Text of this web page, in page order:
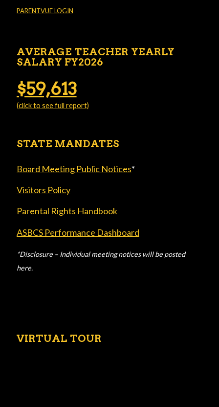
PARENTVUE LOGIN
AVERAGE TEACHER YEARLY
SALARY FY2026
$59,613
(click to see full report)
STATE MANDATES
Board Meeting Public Notices*
Visitors Policy
Parental Rights Handbook
ASBCS Performance Dashboard
*Disclosure – Individual meeting notices will be posted
here.
VIRTUAL TOUR